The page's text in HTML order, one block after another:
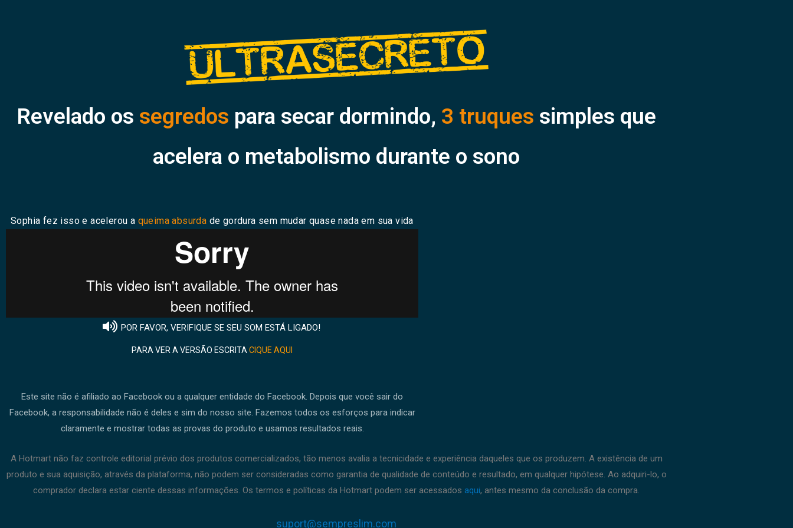
Revelado os segredos para secar dormindo, 3 truques simples que
acelera o metabolismo durante o sono
Sophia fez isso e acelerou a queima absurda de gordura sem mudar quase nada em sua vida
POR FAVOR, VERIFIQUE SE SEU SOM ESTÁ LIGADO!
PARA VER A VERSÃO ESCRITA CIQUE AQUI
Este site não é afiliado ao Facebook ou a qualquer entidade do Facebook. Depois que você sair do
Facebook, a responsabilidade não é deles e sim do nosso site. Fazemos todos os esforços para indicar
claramente e mostrar todas as provas do produto e usamos resultados reais.
A Hotmart não faz controle editorial prévio dos produtos comercializados, tão menos avalia a tecnicidade e experiência daqueles que os produzem. A existência de um
produto e sua aquisição, através da plataforma, não podem ser consideradas como garantia de qualidade de conteúdo e resultado, em qualquer hipótese. Ao adquiri-lo, o
comprador declara estar ciente dessas informações. Os termos e políticas da Hotmart podem ser acessados aqui, antes mesmo da conclusão da compra.
suport@sempreslim.com